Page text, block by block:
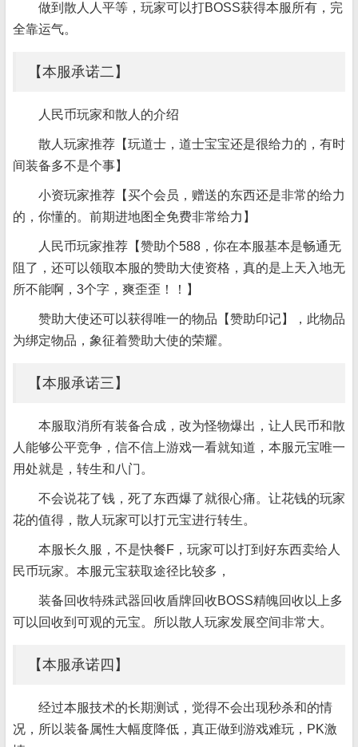
做到散人人平等，玩家可以打BOSS获得本服所有，完
全靠运气。
【本服承诺二】
人民币玩家和散人的介绍
散人玩家推荐【玩道士，道士宝宝还是很给力的，有时
间装备多不是个事】
小资玩家推荐【买个会员，赠送的东西还是非常的给力
的，你懂的。前期进地图全免费非常给力】
人民币玩家推荐【赞助个588，你在本服基本是畅通无
阻了，还可以领取本服的赞助大使资格，真的是上天入地无
所不能啊，3个字，爽歪歪！！】
赞助大使还可以获得唯一的物品【赞助印记】，此物品
为绑定物品，象征着赞助大使的荣耀。
【本服承诺三】
本服取消所有装备合成，改为怪物爆出，让人民币和散
人能够公平竞争，信不信上游戏一看就知道，本服元宝唯一
用处就是，转生和八门。
不会说花了钱，死了东西爆了就很心痛。让花钱的玩家
花的值得，散人玩家可以打元宝进行转生。
本服长久服，不是快餐F，玩家可以打到好东西卖给人
民币玩家。本服元宝获取途径比较多，
装备回收特殊武器回收盾牌回收BOSS精魄回收以上多
可以回收到可观的元宝。所以散人玩家发展空间非常大。
【本服承诺四】
经过本服技术的长期测试，觉得不会出现秒杀和的情
况，所以装备属性大幅度降低，真正做到游戏难玩，PK激